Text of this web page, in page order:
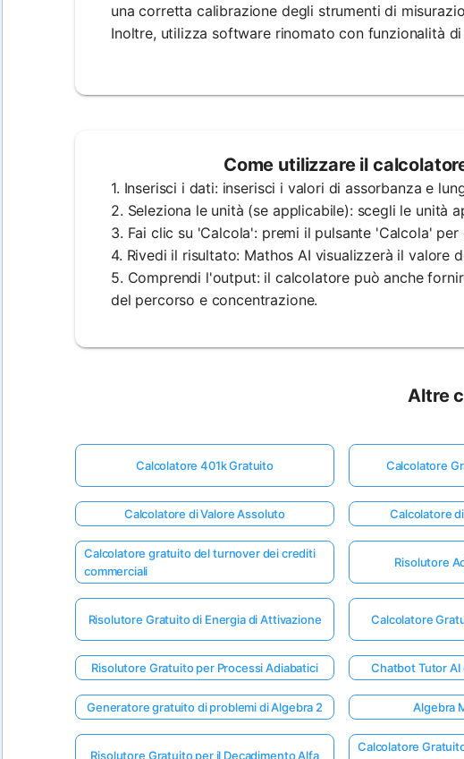
una corretta calibrazione degli strumenti di
Inoltre, utilizza software rinomato con funzionalità
Come utilizzare il
1. Inserisci i dati: inserisci i valori di assorbanza e
2. Seleziona le unità (se applicabile): scegli le unità
3. Fai clic su 'Calcola': premi il pulsante 'Calcola'
4. Rivedi il risultato: Mathos AI visualizzerà il valore
5. Comprendi l'output: il calcolatore può anche
del percorso e concentrazione.
Altre
Calcolatore 401k Gratuito Calcolatore
Calcolatore di Valore Assoluto Calcolatore
Calcolatore gratuito del turnover dei crediti
commerciali
Risolutore
Risolutore Gratuito di Energia di Attivazione Calcolatore
Risolutore Gratuito per Processi Adiabatici Chatbot Tutor
Generatore gratuito di problemi di Algebra 2 Algebra
Risolutore Gratuito per il Decadimento Alfa
Calcolatore